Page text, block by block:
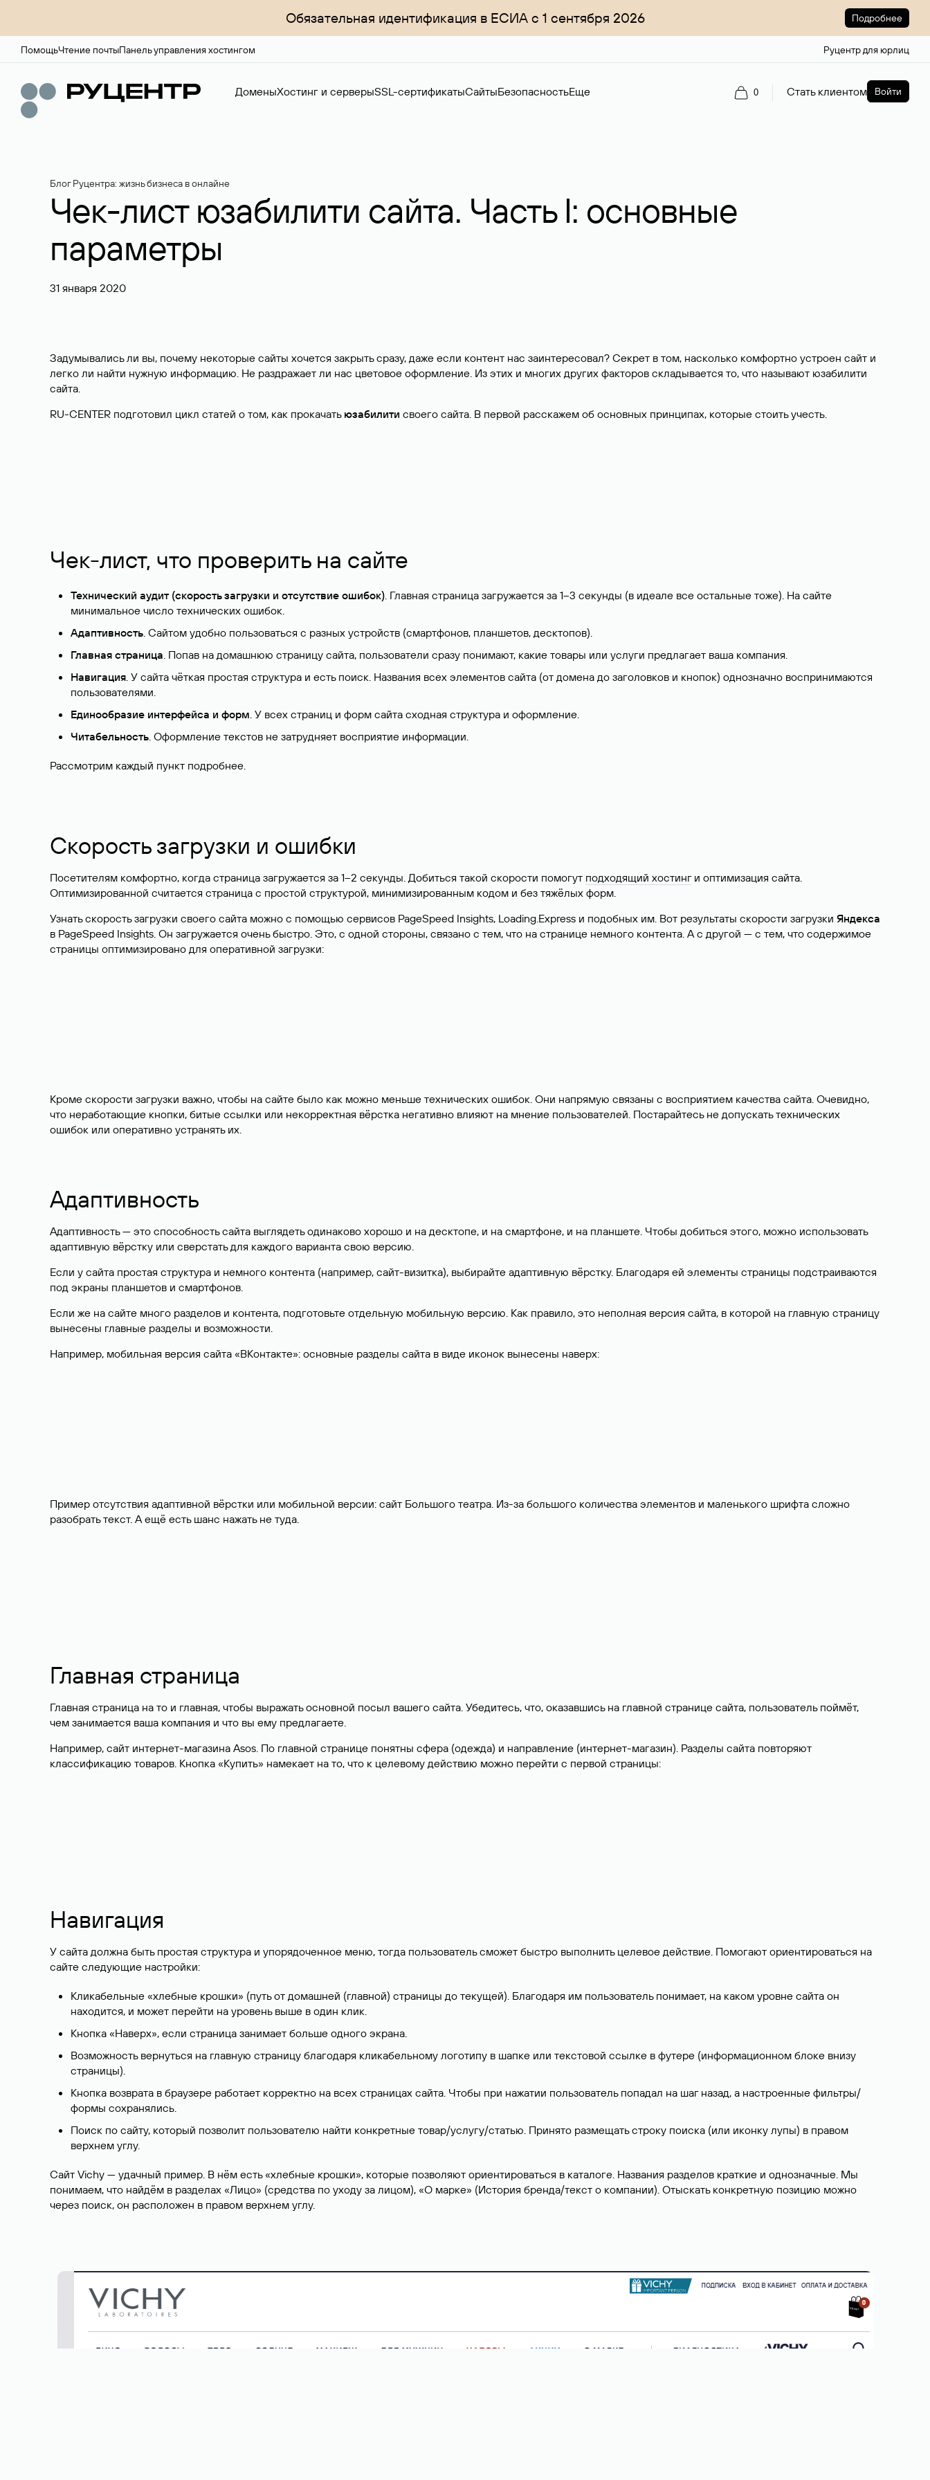
Обязательная идентификация в ЕСИА с 1 сентября 2026 Подробнее
ПомощьЧтение почтыПанель управления хостингом Руцентр для юрлиц
ДоменыХостинг и серверыSSL-сертификатыСайтыБезопасностьЕще 0 Стать клиентом Войти
Блог Руцентра: жизнь бизнеса в онлайне
Чек-лист юзабилити сайта. Часть I: основные
параметры
31 января 2020
Задумывались ли вы, почему некоторые сайты хочется закрыть сразу, даже если контент нас заинтересовал? Секрет в том, насколько комфортно устроен сайт и
легко ли найти нужную информацию. Не раздражает ли нас цветовое оформление. Из этих и многих других факторов складывается то, что называют юзабилити
сайта.
RU-CENTER подготовил цикл статей о том, как прокачать юзабилити своего сайта. В первой расскажем об основных принципах, которые стоить учесть.
Чек-лист, что проверить на сайте
Технический аудит (скорость загрузки и отсутствие ошибок). Главная страница загружается за 1–3 секунды (в идеале все остальные тоже). На сайте
минимальное число технических ошибок.
Адаптивность. Сайтом удобно пользоваться с разных устройств (смартфонов, планшетов, десктопов).
Главная страница. Попав на домашнюю страницу сайта, пользователи сразу понимают, какие товары или услуги предлагает ваша компания.
Навигация. У сайта чёткая простая структура и есть поиск. Названия всех элементов сайта (от домена до заголовков и кнопок) однозначно воспринимаются
пользователями.
Единообразие интерфейса и форм. У всех страниц и форм сайта сходная структура и оформление.
Читабельность. Оформление текстов не затрудняет восприятие информации.
Рассмотрим каждый пункт подробнее.
Скорость загрузки и ошибки
Посетителям комфортно, когда страница загружается за 1–2 секунды. Добиться такой скорости помогут подходящий хостинги оптимизация сайта.
Оптимизированной считается страница с простой структурой, минимизированным кодом и без тяжёлых форм.
Узнать скорость загрузки своего сайта можно с помощью сервисов PageSpeed Insights, Loading.Express и подобных им. Вот результаты скорости загрузки Яндекса
в PageSpeed Insights. Он загружается очень быстро. Это, с одной стороны, связано с тем, что на странице немного контента. А с другой — с тем, что содержимое
страницы оптимизировано для оперативной загрузки:
Кроме скорости загрузки важно, чтобы на сайте было как можно меньше технических ошибок. Они напрямую связаны с восприятием качества сайта. Очевидно,
что неработающие кнопки, битые ссылки или некорректная вёрстка негативно влияют на мнение пользователей. Постарайтесь не допускать технических
ошибок или оперативно устранять их.
Адаптивность
Адаптивность — это способность сайта выглядеть одинаково хорошо и на десктопе, и на смартфоне, и на планшете. Чтобы добиться этого, можно использовать
адаптивную вёрстку или сверстать для каждого варианта свою версию.
Если у сайта простая структура и немного контента (например, сайт-визитка), выбирайте адаптивную вёрстку. Благодаря ей элементы страницы подстраиваются
под экраны планшетов и смартфонов.
Если же на сайте много разделов и контента, подготовьте отдельную мобильную версию. Как правило, это неполная версия сайта, в которой на главную страницу
вынесены главные разделы и возможности.
Например, мобильная версия сайта «ВКонтакте»: основные разделы сайта в виде иконок вынесены наверх:
Пример отсутствия адаптивной вёрстки или мобильной версии: сайт Большого театра. Из-за большого количества элементов и маленького шрифта сложно
разобрать текст. А ещё есть шанс нажать не туда.
Главная страница
Главная страница на то и главная, чтобы выражать основной посыл вашего сайта. Убедитесь, что, оказавшись на главной странице сайта, пользователь поймёт,
чем занимается ваша компания и что вы ему предлагаете.
Например, сайт интернет-магазина Asos. По главной странице понятны сфера (одежда) и направление (интернет-магазин). Разделы сайта повторяют
классификацию товаров. Кнопка «Купить» намекает на то, что к целевому действию можно перейти с первой страницы:
Навигация
У сайта должна быть простая структура и упорядоченное меню, тогда пользователь сможет быстро выполнить целевое действие. Помогают ориентироваться на
сайте следующие настройки:
Кликабельные «хлебные крошки» (путь от домашней (главной) страницы до текущей). Благодаря им пользователь понимает, на каком уровне сайта он
находится, и может перейти на уровень выше в один клик.
Кнопка «Наверх», если страница занимает больше одного экрана.
Возможность вернуться на главную страницу благодаря кликабельному логотипу в шапке или текстовой ссылке в футере (информационном блоке внизу
страницы).
Кнопка возврата в браузере работает корректно на всех страницах сайта. Чтобы при нажатии пользователь попадал на шаг назад, а настроенные фильтры/
формы сохранялись.
Поиск по сайту, который позволит пользователю найти конкретные товар/услугу/статью. Принято размещать строку поиска (или иконку лупы) в правом
верхнем углу.
Сайт Vichy — удачный пример. В нём есть «хлебные крошки», которые позволяют ориентироваться в каталоге. Названия разделов краткие и однозначные. Мы
понимаем, что найдём в разделах «Лицо» (средства по уходу за лицом), «О марке» (История бренда/текст о компании). Отыскать конкретную позицию можно
через поиск, он расположен в правом верхнем углу.